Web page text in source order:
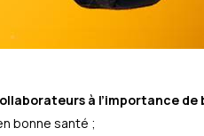
à l’importance
bonne santé ;